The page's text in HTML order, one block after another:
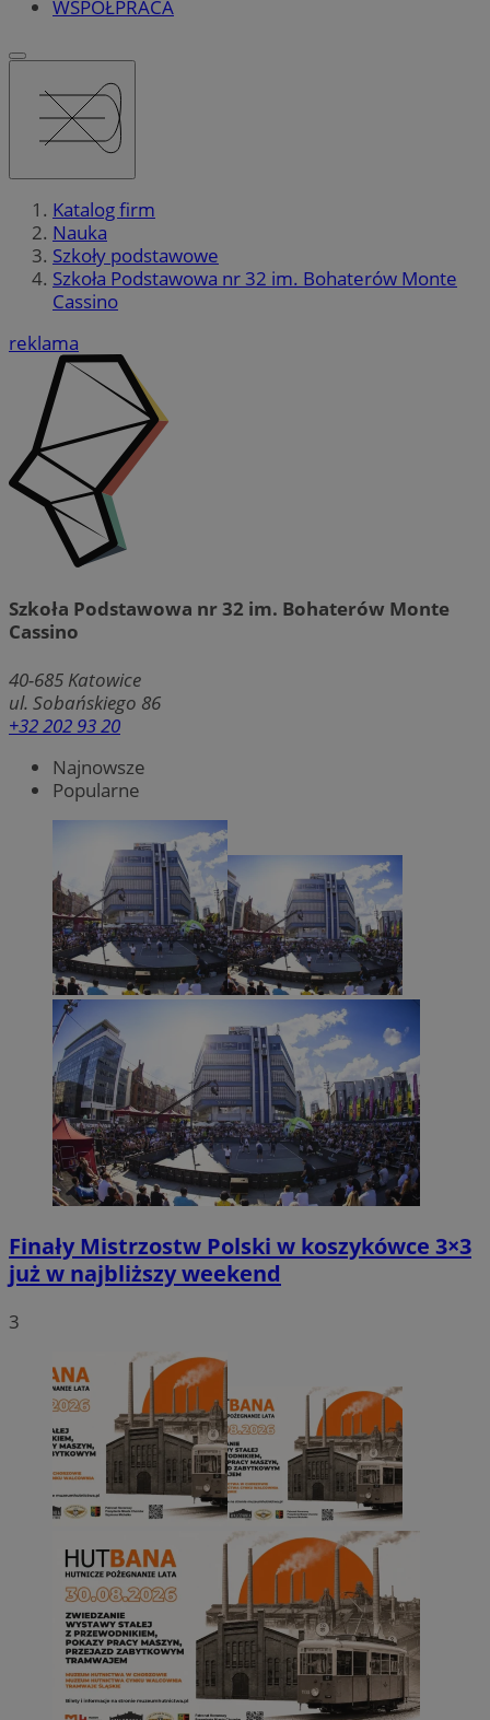
WSPÓŁPRACA
Katalog firm
Nauka
Szkoły podstawowe
Szkoła Podstawowa nr 32 im. Bohaterów Monte
Cassino
reklama
Szkoła Podstawowa nr 32 im. Bohaterów Monte
Cassino
40-685 Katowice
ul. Sobańskiego 86
+32 202 93 20
Najnowsze
Popularne
Finały Mistrzostw Polski w koszykówce 3×3
już w najbliższy weekend
3